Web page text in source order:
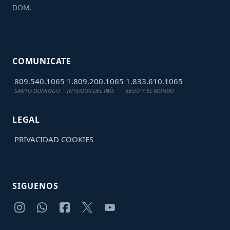
DOM.
COMUNICATE
809.540.1065
SANTO DOMINGO
1.809.200.1065
INTERIOR DEL PAÍS
1.833.610.1065
EEUU Y EL MUNDO
LEGAL
PRIVACIDAD COOKIES
SIGUENOS